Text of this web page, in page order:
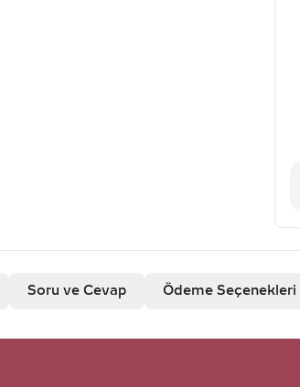
Soru ve Cevap Ödeme Seçenekleri